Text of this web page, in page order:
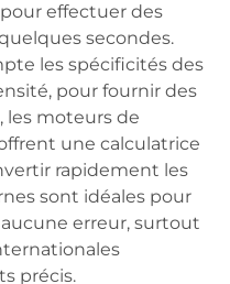
effectuer des
secondes.
les spécificités des
pour fournir des
les moteurs de
une calculatrice
rapidement les
sont idéales pour
erreur, surtout
précis.